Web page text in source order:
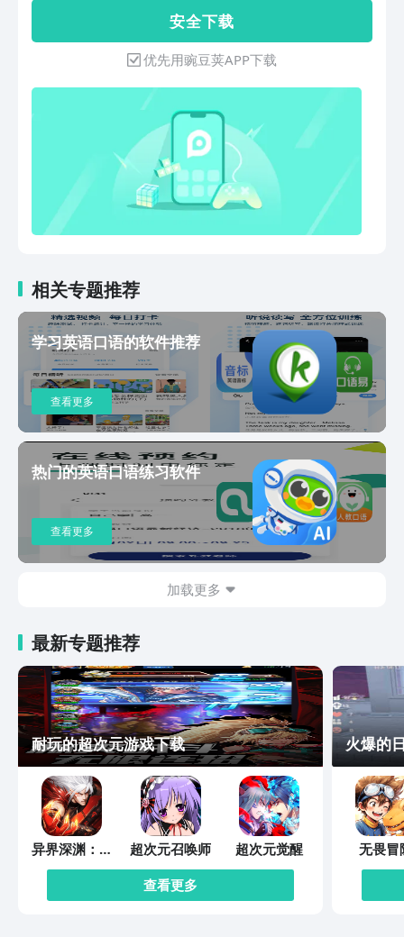
柯林斯英汉双解词典，用英文理解英文▪
全阶段词库，覆盖小学、初中、高中、大
学、留学等全阶段需求▪ 200+主流词汇
书和英语教材词表，配合纸质书，同步学
习▪ 近义词、反义词、单词变形，关联记
忆更高效【考试重点，非常突出】▪ 考义
高亮，加粗显示考过的词义，常考词义重
点学▪ 考点标记，加粗显示考过的词组，
核心考点重点记▪ 17万+条历年真题例
句，覆盖中考、高考、四六级、考研和专
升本【记忆，非常有效】▪ 艾宾浩斯记忆
法，理解了才好记 (≧ω≦)▪ 词根词缀，
帮你理解单词的内部结构，理解了才好记
o(^▽^)o▪ 地道搭配，帮你理解单词的多
个词义，理解了才好记 \\(*^▽^*)//▪ 拼
写测试，学完一组拼一拼，会写才肯罢休
【坚持，非常容易】▪ 签到送酷币，组队
打卡奖励更多▶不背成绩单▪ 200000+
五星好评▪ App Store 背单词推荐应用▪
小米金米奖▪ OPPO 至美奖▪ 腾讯应用宝
小红花奖▪ 豌豆荚设计奖▶不背成长关爱
热线▪ 不背单词应用内：头像 > 更多设置
> 帮助与反馈▪ 微博 / 公众号：不背单词
App
安 全 下 载
优先用豌豆荚APP下载
相关专题推荐
学习英语口语的软件推荐
查看更多
热门的英语口语练习软件
查看更多
加载更多
最新专题推荐
耐玩的超次元游戏下载
异界深渊：觉
醒
超次元召唤师
超次元觉醒
查看更多
火爆的
无畏冒